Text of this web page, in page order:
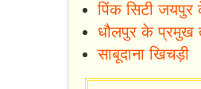
पिंक सिटी जयपुर
धौलपुर के प्रमुख
साबूदाना खिचड़ी